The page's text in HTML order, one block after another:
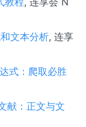
文本分析, 连享
式：爬取必胜
献：正文与文